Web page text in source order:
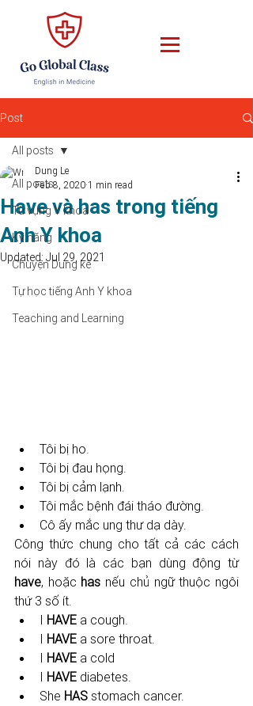
Post
All posts
Từ vựng Y khoa
Kỹ năng
Chuyện Dung kể
Tự học tiếng Anh Y khoa
Teaching and Learning
All posts
Have và has trong tiếng
Anh Y khoa
Dung Le
Feb 8, 2020 1 min read
Updated: Jul 29, 2021
Tôi bị ho.
Tôi bị đau họng.
Tôi bị cảm lạnh.
Tôi mắc bệnh đái tháo đường.
Cô ấy mắc ung thư dạ dày.
Công thức chung cho tất cả các cách
nói này đó là các bạn dùng động từ
have, hoặc has nếu chủ ngữ thuộc ngôi
thứ 3 số ít.
I HAVE a cough.
I HAVE a sore throat.
I HAVE a cold
I HAVE diabetes.
She HAS stomach cancer.